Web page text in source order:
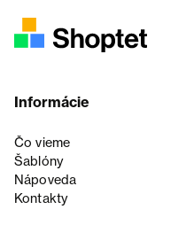
Informácie
Čo vieme
Šablóny
Nápoveda
Kontakty